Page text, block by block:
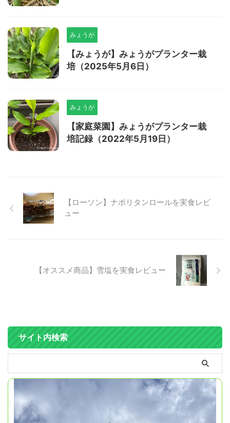
みょうが
【みょうが】みょうがプランター栽
培（2025年5月6日）
みょうが
【家庭菜園】みょうがプランター栽
培記録（2022年5月19日）
【ローソン】ナポリタンロールを実食レビ
ュー
【オススメ商品】雪塩を実食レビュー
サイト内検索